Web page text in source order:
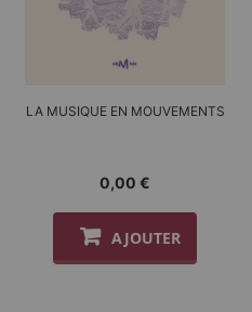
LA MUSIQUE EN MOUVEMENTS
0,00 €
AJOUTER